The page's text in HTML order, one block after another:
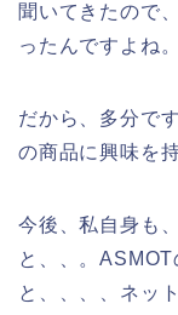
聞いてきたので
ったんですよね。
だから、多分で
の商品に興味を
今後、私自身も
と、、。
と、、、、ネッ